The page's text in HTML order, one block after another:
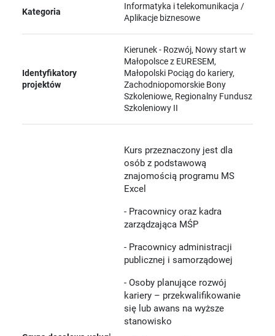
Kategoria
Informatyka i telekomunikacja /
Aplikacje biznesowe
Identyfikatory
projektów
Kierunek - Rozwój, Nowy start w
Małopolsce z EURESEM,
Małopolski Pociąg do kariery,
Zachodniopomorskie Bony
Szkoleniowe, Regionalny Fundusz
Szkoleniowy II
Kurs przeznaczony jest dla
osób z podstawową
znajomością programu MS
Excel
- Pracownicy oraz kadra
zarządzająca MŚP
- Pracownicy administracji
publicznej i samorządowej
- Osoby planujące rozwój
kariery – przekwalifikowanie
się lub awans na wyższe
stanowisko